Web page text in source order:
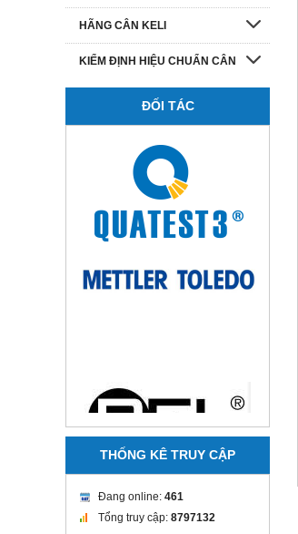
HÃNG CÂN KELI
KIỂM ĐỊNH HIỆU CHUẨN CÂN
ĐỐI TÁC
THỐNG KÊ TRUY CẬP
Đang online: 461
Tổng truy cập: 8797132